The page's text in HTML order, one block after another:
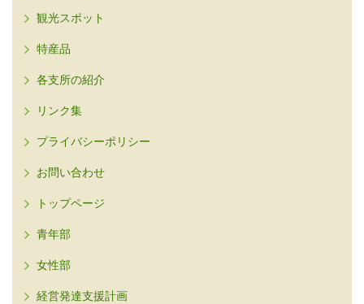
観光スポット
特産品
各支所の紹介
リンク集
プライバシーポリシー
お問い合わせ
トップページ
青年部
女性部
経営発達支援計画